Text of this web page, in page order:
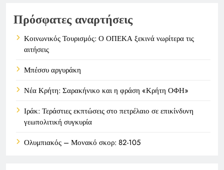
Πρόσφατες αναρτήσεις
Κοινωνικός Τουρισμός: Ο ΟΠΕΚΑ ξεκινά νωρίτερα τις
αιτήσεις
Μπέσσυ αργυράκη
Νέα Κρήτη: Σαρακήνικο και η φράση «Κρήτη ΟΦΗ»
Ιράκ: Τεράστιες εκπτώσεις στο πετρέλαιο σε επικίνδυνη
γεωπολιτική συγκυρία
Ολυμπιακός – Μονακό σκορ: 82-105